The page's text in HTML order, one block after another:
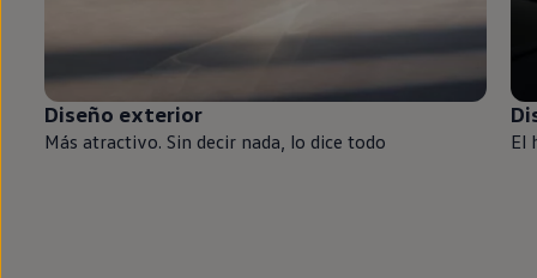
Diseño exterior
Más atractivo. Sin decir nada, lo dice todo El